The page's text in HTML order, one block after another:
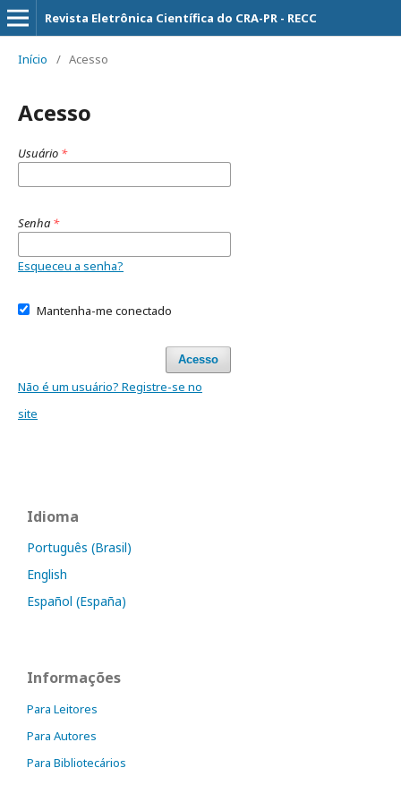
Revista Eletrônica Científica do CRA-PR - RECC
Início / Acesso
Acesso
Usuário *
Senha *
Esqueceu a senha?
Mantenha-me conectado
Acesso
Não é um usuário? Registre-se no
site
Idioma
Português (Brasil)
English
Español (España)
Informações
Para Leitores
Para Autores
Para Bibliotecários